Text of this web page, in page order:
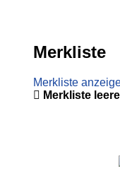
Merkliste
Merkliste
Merkliste